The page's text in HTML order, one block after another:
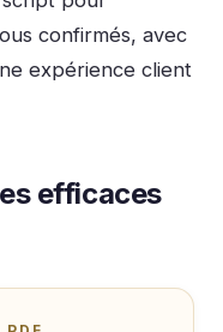
confirmés, avec
expérience client
efficaces